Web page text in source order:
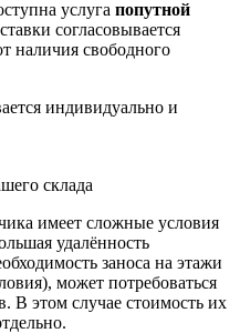
услуга попутной
согласовывается
наличия свободного
индивидуально и
склада
имеет сложные условия
удалённость
заноса на этажи
может потребоваться
В этом случае стоимость их